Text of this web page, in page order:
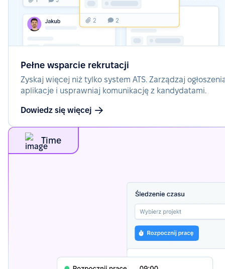
Pełne wsparcie rekrutacji
Zyskaj więcej niż tylko system ATS. Zarządzaj
aplikacje i usprawniaj komunikację z kandydatami.
Dowiedz się więcej
Time